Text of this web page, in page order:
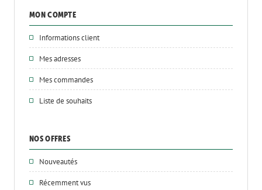
MON COMPTE
Informations client
Mes adresses
Mes commandes
Liste de souhaits
NOS OFFRES
Nouveautés
Récemment vus